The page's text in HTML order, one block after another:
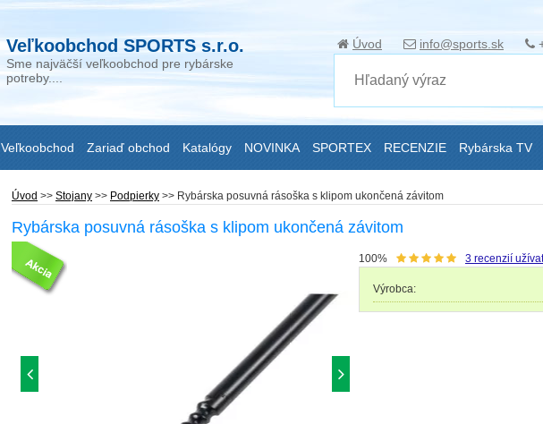
Veľkoobchod SPORTS s.r.o.
Sme najväčší veľkoobchod pre rybárske
potreby....
Úvod info@sports.sk
Úvod >> Stojany >> Podpierky >> Rybárska posuvná rásoška s klipom ukončená závitom
Rybárska posuvná rásoška s klipom ukončená závitom
100% 3 recenzií
Výrobca:
Veľkoobchod Zariaď obchod Katalógy NOVINKA SPORTEX RECENZIE Rybárska TV